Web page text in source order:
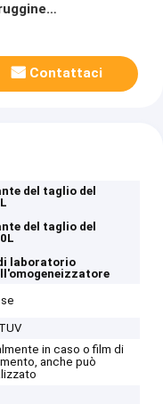
Contattaci
del taglio del
del taglio del
laboratorio
in caso o film di
anche può